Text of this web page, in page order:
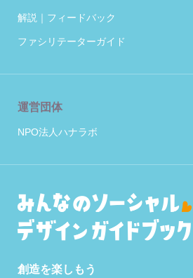
解説｜フィードバック
ファシリテーターガイド
運営団体
NPO法人ハナラボ
創造を楽しもう